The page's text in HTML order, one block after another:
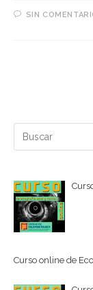
SIN
Buscar:
Curso online de